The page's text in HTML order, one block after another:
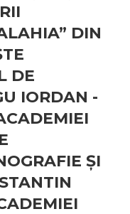
DIN
DE
IORDAN -
ȘI